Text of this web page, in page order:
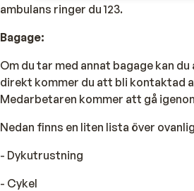
ambulans ringer du 123.
Bagage:
Om du tar med annat bagage kan
direkt kommer du att bli kontaktad
Medarbetaren kommer att gå
Nedan finns en liten lista över
- Dykutrustning
- Cykel